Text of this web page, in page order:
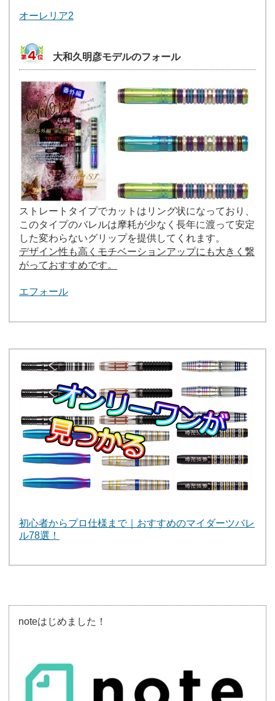
オーレリア2
大和久明彦モデルのフォール
ストレートタイプでカットはリング状になっており、
このタイプのバレルは摩耗が少なく長年に渡って安定
した変わらないグリップを提供してくれます。
デザイン性も高くモチベーションアップにも大きく繋
がっておすすめです。
エフォール
初心者からプロ仕様まで｜おすすめのマイダーツバレ
ル78選！
noteはじめました！